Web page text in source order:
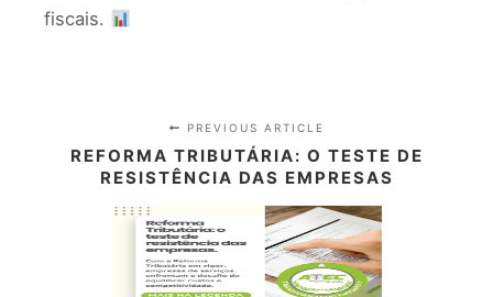
fiscais.
PREVIOUS ARTICLE
REFORMA TRIBUTÁRIA: O TESTE DE
RESISTÊNCIA DAS EMPRESAS